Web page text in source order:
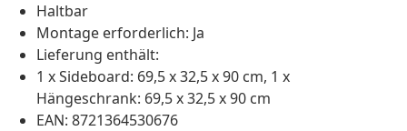
Haltbar
Montage erforderlich: Ja
Lieferung enthält:
1 x Sideboard: 69,5 x 32,5 x 90 cm, 1 x
Hängeschrank: 69,5 x 32,5 x 90 cm
EAN: 8721364530676